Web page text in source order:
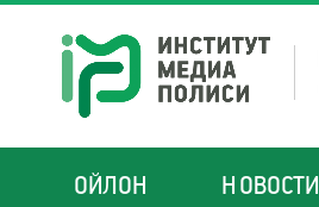
ОЙЛОН НОВОСТИ